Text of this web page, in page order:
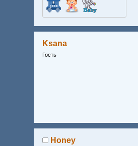
Ksana
Гость
Honey